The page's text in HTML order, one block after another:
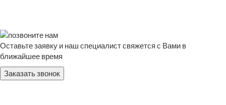
Оставьте заявку и наш специалист свяжется с Вами в
ближайшее время
Заказать звонок